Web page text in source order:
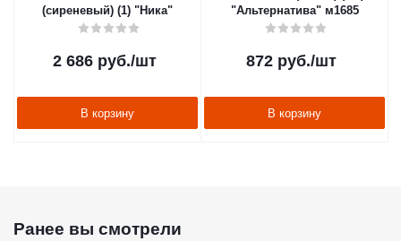
(сиреневый) (1) "Ника"
2 686руб./шт
В корзину
"Альтернатива" м1685
872 руб./шт
В корзину
Ранее вы смотрели